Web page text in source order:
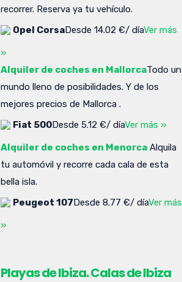
recorrer. Reserva ya tu vehículo.
Opel CorsaDesde 14.02 €/ díaVer más
»
Alquiler de coches en MallorcaTodo un
mundo lleno de posibilidades. Y de los
mejores precios de Mallorca .
Fiat 500Desde 5.12 €/ díaVer más »
Alquiler de coches en Menorca Alquila
tu automóvil y recorre cada cala de esta
bella isla.
Peugeot 107Desde 8.77 €/ díaVer más
»
Playas de Ibiza. Calas de Ibiza